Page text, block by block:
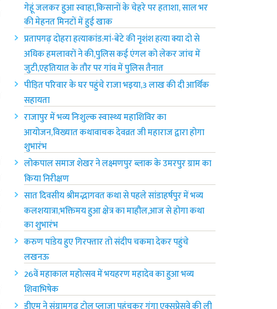
गेहूं जलकर हुआ स्वाहा,किसानों के चेहरे पर हताशा, साल भर
की मेहनत मिनटों में हुई खाक
प्रतापगढ़ दोहरा हत्याकांड:मां-बेटे की नृशंश हत्या क्या दो से
अधिक हमलावरों ने की,पुलिस कई एंगल को लेकर जांच में
जुटी,एहतियात के तौर पर गांव में पुलिस तैनात
पीड़ित परिवार के घर पहुंचे राजा भ‌इया,3 लाख की दी आर्थिक
सहायता
राजापुर में भव्य निःशुल्क स्वास्थ्य महाशिविर का
आयोजन,विख्यात कथावाचक देवव्रत जी महाराज द्वारा होगा
शुभारंभ
लोकपाल समाज शेखर ने लक्ष्मणपुर ब्लाक के उमरपुर ग्राम का
किया निरीक्षण
सात दिवसीय श्रीमद्भागवत कथा से पहले सांडाहर्षपुर में भव्य
कलशयात्रा,भक्तिमय हुआ क्षेत्र का माहौल,आज से होगा कथा
का शुभारंभ
करुण पांडेय हुए गिरफ्तार तो संदीप चकमा देकर पहुंचे
लखनऊ
26वें महाकाल महोत्सव में भयहरण महादेव का हुआ भव्य
शिवाभिषेक